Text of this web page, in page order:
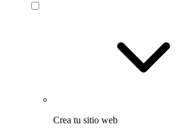
Crea tu sitio web